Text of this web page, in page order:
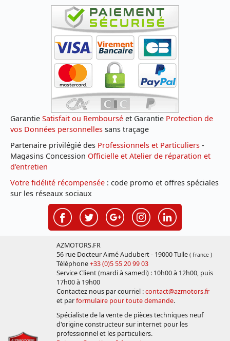
Garantie Satisfait ou Remboursé et Garantie Protection de
vos Données personnelles sans traçage
Partenaire privilégié des Professionnels et Particuliers -
Magasins Concession Officielle et Atelier de réparation et
d'entretien
Votre fidélité récompensée : code promo et offres spéciales
sur les réseaux sociaux
AZMOTORS.FR
56 rue Docteur Aimé Audubert - 19000 Tulle ( France )
Téléphone+33 (0)5 55 20 99 03
Service Client (mardi à samedi) : 10h00 à 12h00, puis
17h00 à 19h00
Contactez nous par courriel :contact@azmotors.fr
et parformulaire pour toute demande.
Spécialiste de la vente de pièces techniques neuf
d'origine constructeur sur internet pour les
professionnel et les particuliers.